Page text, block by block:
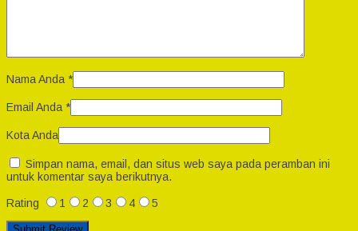
Nama Anda *
Email Anda *
Kota Anda
Simpan nama, email, dan situs web saya pada peramban ini
untuk komentar saya berikutnya.
Rating 1 2 3 4 5